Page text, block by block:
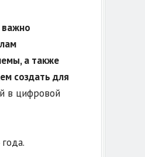
а также
создать для
в цифровой